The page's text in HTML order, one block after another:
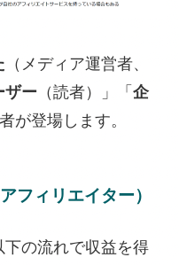
（メディア運営者、
ザー （読者）」「 企
が登場します。
フィリエイター）
下の流れで収益を得